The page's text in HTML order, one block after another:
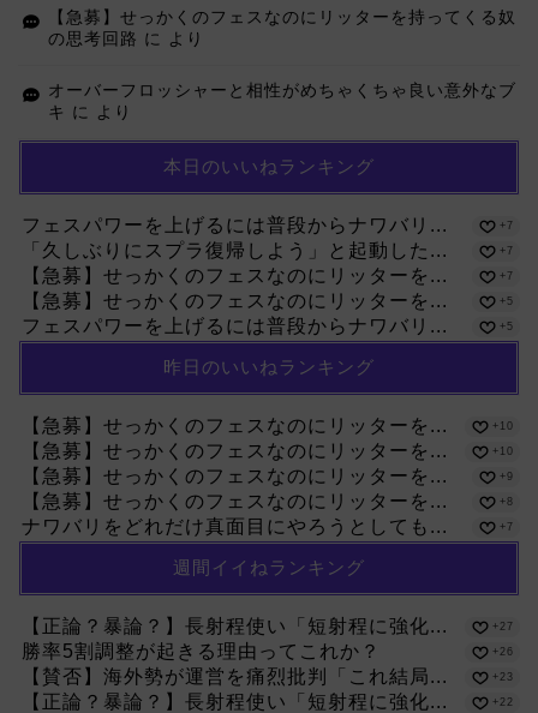
【急募】せっかくのフェスなのにリッターを持ってくる奴
の思考回路 に より
オーバーフロッシャーと相性がめちゃくちゃ良い意外なブ
キ に より
本日のいいねランキング
フェスパワーを上げるには普段からナワバリ... +7
「久しぶりにスプラ復帰しよう」と起動した... +7
【急募】せっかくのフェスなのにリッターを... +7
【急募】せっかくのフェスなのにリッターを... +5
フェスパワーを上げるには普段からナワバリ... +5
昨日のいいねランキング
【急募】せっかくのフェスなのにリッターを... +10
【急募】せっかくのフェスなのにリッターを... +10
【急募】せっかくのフェスなのにリッターを... +9
【急募】せっかくのフェスなのにリッターを... +8
ナワバリをどれだけ真面目にやろうとしても... +7
週間イイねランキング
【正論？暴論？】長射程使い「短射程に強化... +27
勝率5割調整が起きる理由ってこれか？ +26
【賛否】海外勢が運営を痛烈批判「これ結局... +23
【正論？暴論？】長射程使い「短射程に強化... +22